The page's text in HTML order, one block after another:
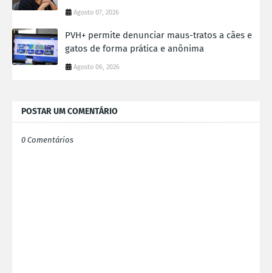
Agosto 07, 2026
PVH+ permite denunciar maus-tratos a cães e
gatos de forma prática e anônima
Agosto 06, 2026
POSTAR UM COMENTÁRIO
0 Comentários